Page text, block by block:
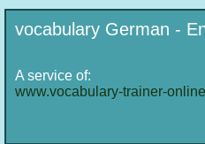
vocabulary German -
A service of:
www.vocabulary-trainer-